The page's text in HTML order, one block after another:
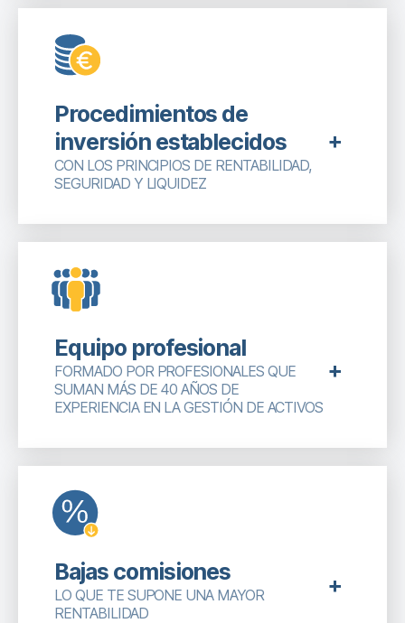
Procedimientos de
inversión establecidos
CON LOS PRINCIPIOS DE RENTABILIDAD,
SEGURIDAD Y LIQUIDEZ
Equipo profesional
FORMADO POR PROFESIONALES QUE
SUMAN MÁS DE 40 AÑOS DE
EXPERIENCIA EN LA GESTIÓN DE ACTIVOS
Bajas comisiones
LO QUE TE SUPONE UNA MAYOR
RENTABILIDAD